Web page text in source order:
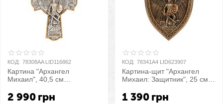
КОД: 78308AA LID116862
Картина "Архангел
Михаил", 40,5 см
2 990 грн
КОД: 78341A4 LID623907
Картина-щит "Архангел
Михаил: Защитник", 25 см
1 390 грн